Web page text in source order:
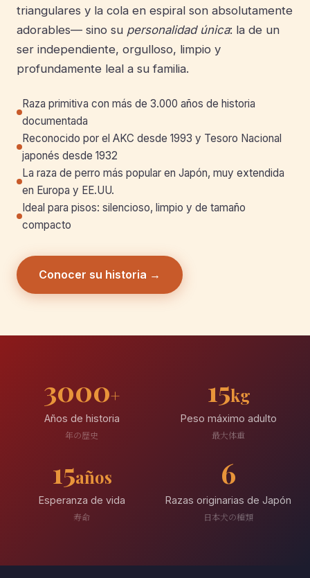
triangulares y la cola en espiral son absolutamente
adorables— sino su personalidad única: la de un
ser independiente, orgulloso, limpio y
profundamente leal a su familia.
Raza primitiva con más de 3.000 años de historia
documentada
Reconocido por el AKC desde 1993 y Tesoro Nacional
japonés desde 1932
La raza de perro más popular en Japón, muy extendida
en Europa y EE.UU.
Ideal para pisos: silencioso, limpio y de tamaño
compacto
Conocer su historia →
3000+
Años de historia
年の歴史
15kg
Peso máximo adulto
最大体重
15años
Esperanza de vida
寿命
6
Razas originarias de Japón
日本犬の種類